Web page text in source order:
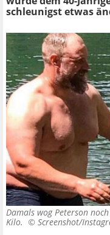
schleunigst etwas
Damals wog Peterson
Kilo. © Screenshot/